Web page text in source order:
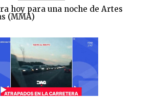
hoy para una noche de Artes
(MMA)